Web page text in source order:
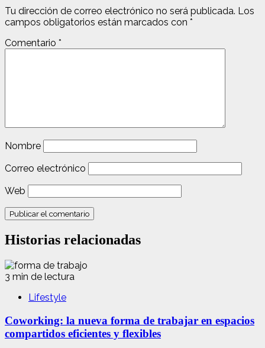
Tu dirección de correo electrónico no será publicada. Los
campos obligatorios están marcados con *
Comentario *
Nombre
Correo electrónico
Web
Historias relacionadas
3 min de lectura
Lifestyle
Coworking: la nueva forma de trabajar en espacios
compartidos eficientes y flexibles